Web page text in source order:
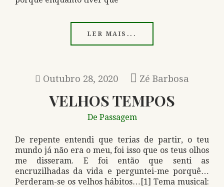
LER MAIS...
Outubro 28, 2020 Zé Barbosa
VELHOS TEMPOS
De Passagem
De repente entendi que terias de partir, o teu
mundo já não era o meu, foi isso que os teus olhos
me disseram. E foi então que senti as
encruzilhadas da vida e perguntei-me porquê…
Perderam-se os velhos hábitos…[1] Tema musical: